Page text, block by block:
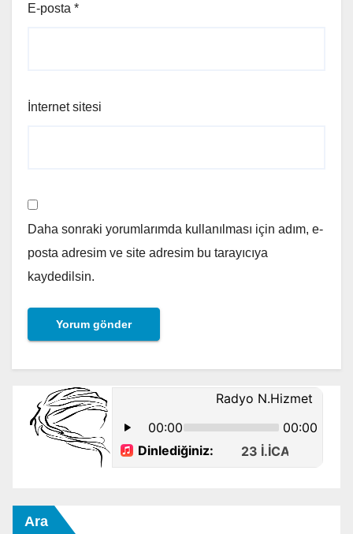
E-posta *
İnternet sitesi
Daha sonraki yorumlarımda kullanılması için adım, e-
posta adresim ve site adresim bu tarayıcıya
kaydedilsin.
Ara